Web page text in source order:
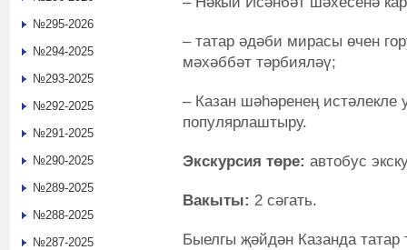
– татар әдәби мирасы өчен
мәхәббәт тәрбияләү;
– Казан шәһәренең
популярлаштыру.
Экскурсия төре: автобус
Вакыты: 2 сәгать.
Быелгы җәйдән Казанда татар
№295-2026
№294-2025
№293-2025
№292-2025
№291-2025
№290-2025
№289-2025
№288-2025
№287-2025